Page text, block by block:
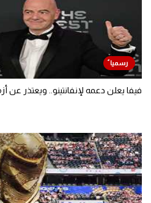
فيفا يعلن دعمه لإنفانتينو.. ويعتذر عن